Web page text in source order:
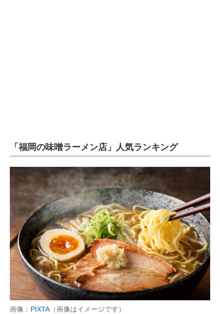
ちょっと気になるネットの話題
「福岡の味噌ラーメン店」人気ランキング
画像： PIXTA（画像はイメージです）